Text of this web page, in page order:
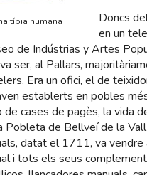
tíbia humana
Doncs
en un
de Indústrias y Artes
ser, al Pallars,
Era un ofici, el de
establerts en pobles
cases de pagès, la vida
Pobleta de Bellveí de la
datat el 1711, va
i tots els seus